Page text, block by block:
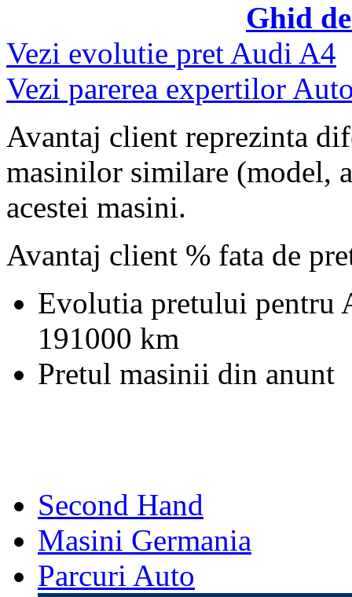
Ghid
Vezi evolutie pret Audi A4
Vezi parerea expertilor
Avantaj client reprezinta
masinilor similare (model,
acestei masini.
Avantaj client % fata de
Evolutia pretului pentru
191000 km
Pretul masinii din anunt
Second Hand
Masini Germania
Parcuri Auto